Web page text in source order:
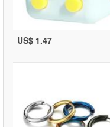
US$ 1.47